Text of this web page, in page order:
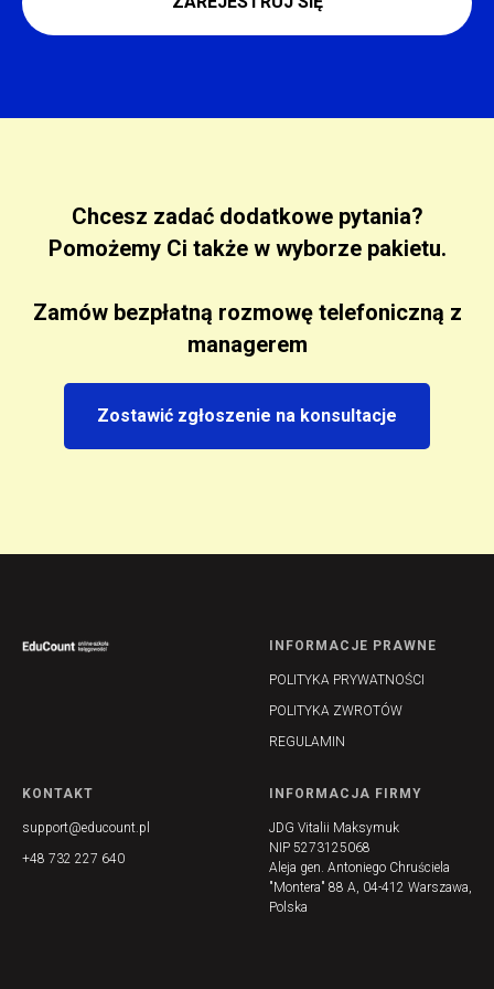
Chcesz zadać dodatkowe pytania?
Pomożemy Ci także w wyborze pakietu.
Zamów bezpłatną rozmowę telefoniczną z
managerem
Zostawić zgłoszenie na konsultacje
INFORMACJE PRAWNE
POLITYKA PRYWATNOŚCI
POLITYKA ZWROTÓW
REGULAMIN
KONTAKT
support@educount.pl
+48 732 227 640
INFORMACJA FIRMY
JDG Vitalii Maksymuk
NIP 5273125068
Aleja gen. Antoniego Chruściela
"Montera" 88 A, 04-412 Warszawa,
Polska